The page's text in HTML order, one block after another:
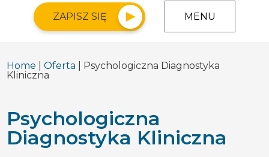
ZAPISZ SIĘ MENU
Home |Oferta | Psychologiczna Diagnostyka
Kliniczna
Psychologiczna
Diagnostyka Kliniczna